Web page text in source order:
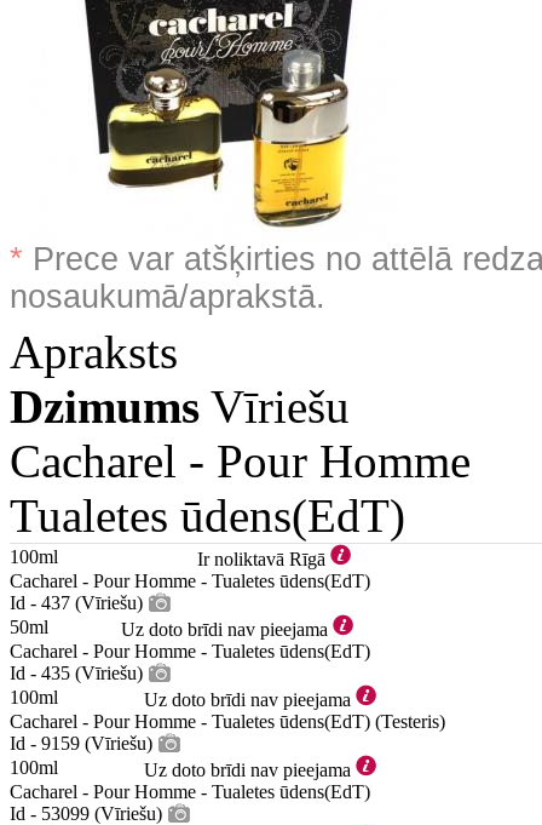
* Prece var atšķirties no attēlā
nosaukumā/aprakstā.
Apraksts
Dzimums Vīriešu
Cacharel - Pour Homme
Tualetes ūdens(EdT)
100ml
Ir noliktavā Rīgā
Cacharel - Pour Homme - Tualetes ūdens(EdT)
Id - 437 (Vīriešu)
50ml
Uz doto brīdi nav pieejama
Cacharel - Pour Homme - Tualetes ūdens(EdT)
Id - 435 (Vīriešu)
100ml
Uz doto brīdi nav pieejama
Cacharel - Pour Homme - Tualetes ūdens(EdT) (Testeris)
Id - 9159 (Vīriešu)
100ml
Uz doto brīdi nav pieejama
Cacharel - Pour Homme - Tualetes ūdens(EdT)
Id - 53099 (Vīriešu)